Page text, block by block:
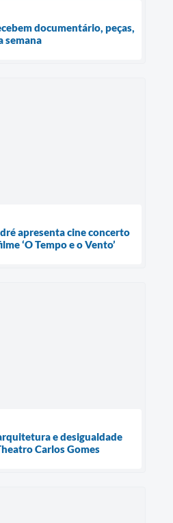
documentário, peças,
semana
apresenta cine concerto
‘O Tempo e o Vento’
e desigualdade
Carlos Gomes